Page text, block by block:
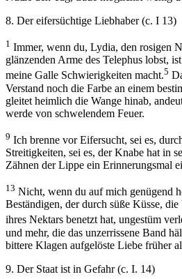
8. Der eifersüchtige Liebhaber (c. I 13)
1 Immer, wenn du, Lydia, den rosigen
glänzenden Arme des Telephus lobst,
meine Galle Schwierigkeiten macht.5
Verstand noch die Farbe an einem
gleitet heimlich die Wange hinab,
werde von schwelendem Feuer.
9 Ich brenne vor Eifersucht, sei es,
Streitigkeiten, sei es, der Knabe hat in
Zähnen der Lippe ein Erinnerungsmal
13 Nicht, wenn du auf mich genügend
Beständigen, der durch süße Küsse,
ihres Nektars benetzt hat, ungestüm
und mehr, die das unzerrissene Band
bittere Klagen aufgelöste Liebe früher
9. Der Staat ist in Gefahr (c. I. 14)